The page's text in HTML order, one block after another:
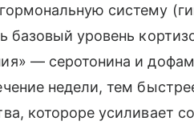
систему
базовый уровень
— серотонина и
недели, тем
котороре усиливает